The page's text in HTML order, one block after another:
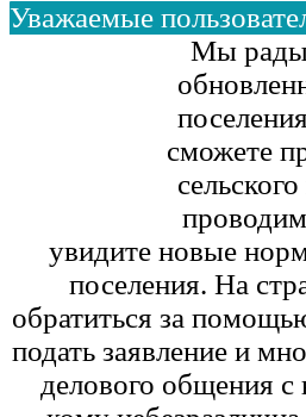
Уважаемые
Мы рады
сможете
увидите новые
поселения. На
обратиться за
подать заявление и
делового общения